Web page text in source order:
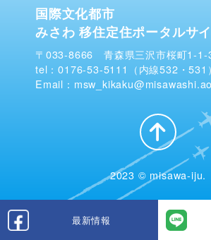
最新情報
国際文化都市
みさわ 移住定住ポータルサ
〒033-8666 青森県三沢市桜町1-1-
tel：0176-53-5111（内線532・531）
Email：
2023 © misawa-iju.